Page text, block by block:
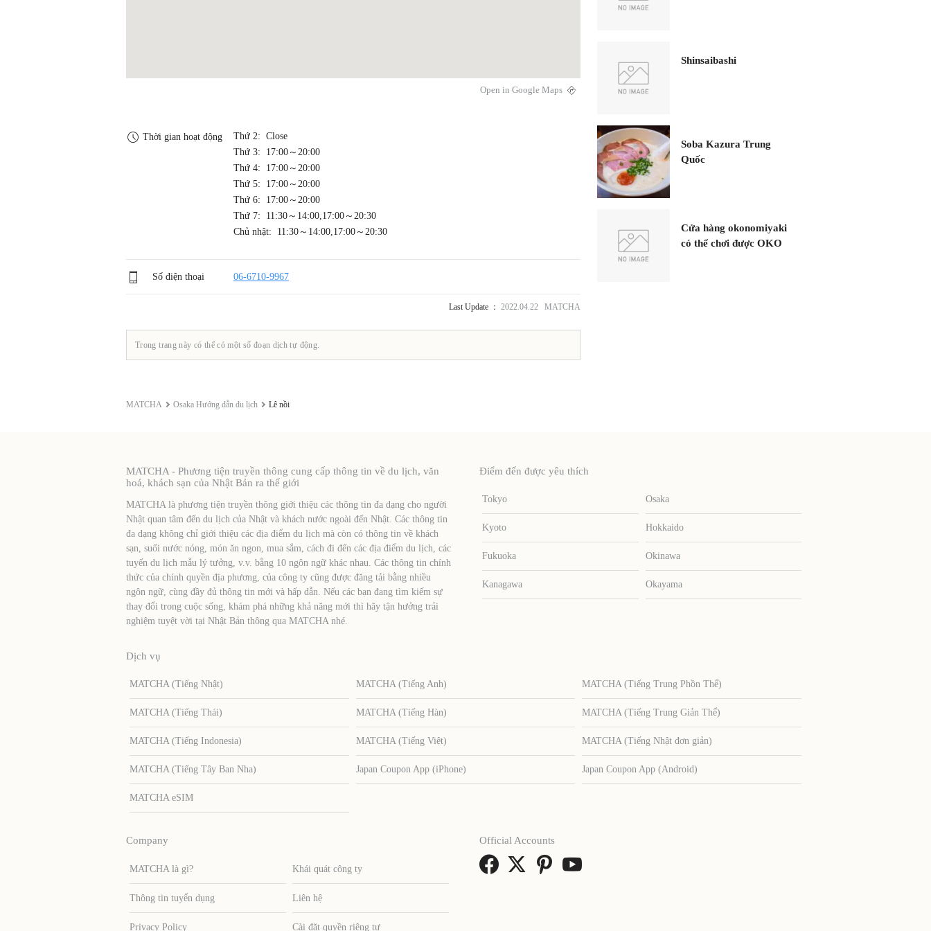
Open in Google Maps
Thời gian hoạt động
Thứ 2: Close
Thứ 3: 17:00～20:00
Thứ 4: 17:00～20:00
Thứ 5: 17:00～20:00
Thứ 6: 17:00～20:00
Thứ 7: 11:30～14:00,17:00～20:30
Chủ nhật: 11:30～14:00,17:00～20:30
Số điện thoại 06-6710-9967
Last Update ： 2022.04.22 MATCHA
Trong trang này có thể có một số đoạn dịch tự động.
Shinsaibashi
Soba Kazura Trung
Quốc
Cửa hàng okonomiyaki
có thể chơi được OKO
MATCHA Osaka Hướng dẫn du lịch Lê nồi
MATCHA - Phương tiện truyền thông cung cấp thông tin về du lịch, văn
hoá, khách sạn của Nhật Bản ra thế giới
MATCHA là phương tiện truyền thông giới thiệu các thông tin đa dạng cho người
Nhật quan tâm đến du lịch của Nhật và khách nước ngoài đến Nhật. Các thông tin
đa dạng không chỉ giới thiệu các địa điểm du lịch mà còn có thông tin về khách
sạn, suối nước nóng, món ăn ngon, mua sắm, cách đi đến các địa điểm du lịch, các
tuyến du lịch mẫu lý tưởng, v.v. bằng 10 ngôn ngữ khác nhau. Các thông tin chính
thức của chính quyền địa phương, của công ty cũng được đăng tải bằng nhiều
ngôn ngữ, cùng đầy đủ thông tin mới và hấp dẫn. Nếu các bạn đang tìm kiếm sự
thay đổi trong cuộc sống, khám phá những khả năng mới thì hãy tận hưởng trải
nghiệm tuyệt vời tại Nhật Bản thông qua MATCHA nhé.
Điểm đến được yêu thích
Tokyo Osaka
Kyoto Hokkaido
Fukuoka Okinawa
Kanagawa Okayama
Dịch vụ
MATCHA (Tiếng Nhật) MATCHA (Tiếng Anh) MATCHA (Tiếng Trung Phồn Thể)
MATCHA (Tiếng Thái) MATCHA (Tiếng Hàn) MATCHA (Tiếng Trung Giản Thể)
MATCHA (Tiếng Indonesia) MATCHA (Tiếng Việt) MATCHA (Tiếng Nhật đơn giản)
MATCHA (Tiếng Tây Ban Nha) Japan Coupon App (iPhone) Japan Coupon App (Android)
MATCHA eSIM
Company
MATCHA là gì? Khái quát công ty
Thông tin tuyển dụng Liên hệ
Privacy Policy Cài đặt quyền riêng tư
Official Accounts